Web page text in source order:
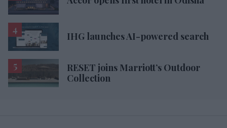
IHG launches AI-powered search
RESET joins Marriott’s Outdoor
Collection